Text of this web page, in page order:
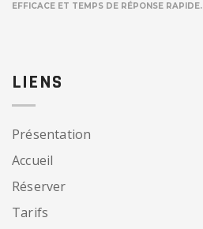
EFFICACE ET TEMPS DE RÉPONSE RAPIDE.
LIENS
Présentation
Accueil
Réserver
Tarifs